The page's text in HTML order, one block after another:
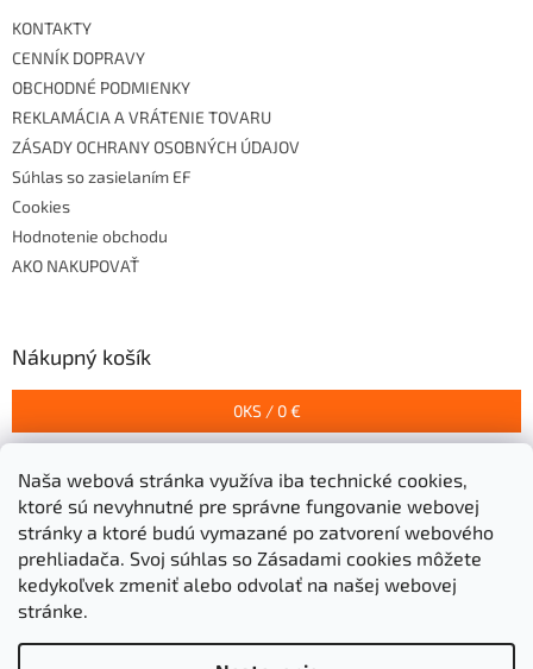
Naša webová stránka využíva iba technické cookies,
ktoré sú nevyhnutné pre správne fungovanie webovej
stránky a ktoré budú vymazané po zatvorení webového
prehliadača. Svoj súhlas so Zásadami cookies môžete
kedykoľvek zmeniť alebo odvolať na našej webovej
stránke.
KONTAKTY
CENNÍK DOPRAVY
OBCHODNÉ PODMIENKY
REKLAMÁCIA A VRÁTENIE TOVARU
ZÁSADY OCHRANY OSOBNÝCH ÚDAJOV
Súhlas so zasielaním EF
Cookies
Hodnotenie obchodu
AKO NAKUPOVAŤ
Nákupný košík
0KS / 0 €
Prijímame online platby